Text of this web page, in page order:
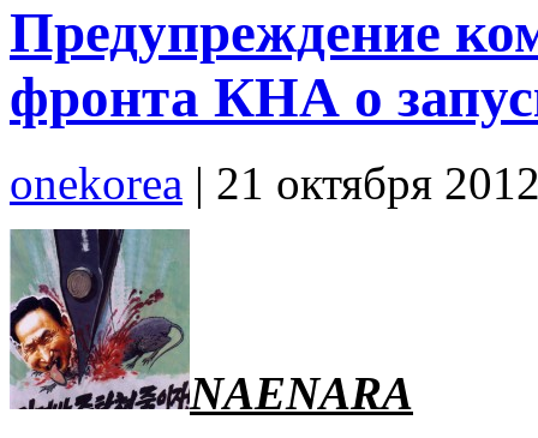
Предупреждение
фронта КНА о
onekorea | 21 октября
NAENARA